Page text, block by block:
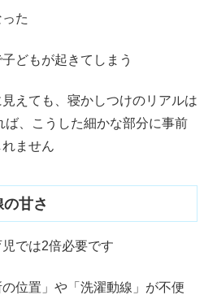
た
どもが起きてしまう
えても、寝かしつけのリアルは
ば、こうした細かな部分に事前
ません
甘さ
では2倍必要です
位置」や「洗濯動線」が不便